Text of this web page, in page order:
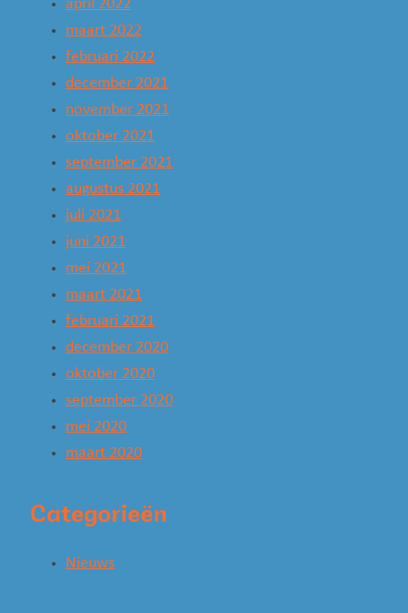
april 2022
maart 2022
februari 2022
december 2021
november 2021
oktober 2021
september 2021
augustus 2021
juli 2021
juni 2021
mei 2021
maart 2021
februari 2021
december 2020
oktober 2020
september 2020
mei 2020
maart 2020
Categorieën
Nieuws